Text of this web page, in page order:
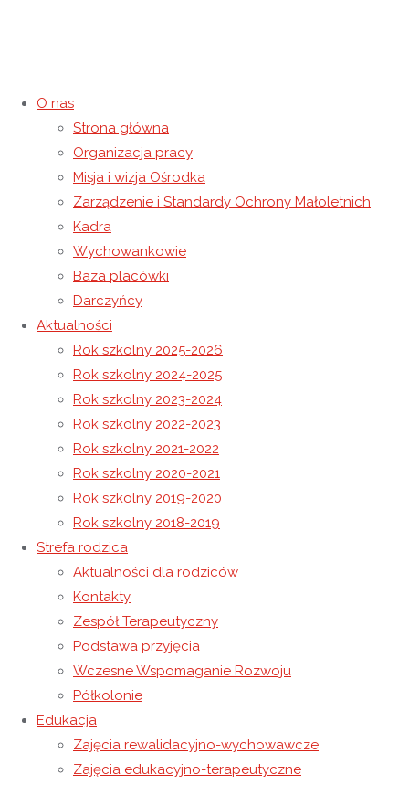
O nas
Strona główna
Organizacja pracy
Misja i wizja Ośrodka
Zarządzenie i Standardy Ochrony Małoletnich
Kadra
Wychowankowie
Baza placówki
Darczyńcy
Aktualności
Rok szkolny 2025-2026
Rok szkolny 2024-2025
Rok szkolny 2023-2024
Rok szkolny 2022-2023
Rok szkolny 2021-2022
Rok szkolny 2020-2021
Rok szkolny 2019-2020
Rok szkolny 2018-2019
Strefa rodzica
Aktualności dla rodziców
Kontakty
Zespół Terapeutyczny
Podstawa przyjęcia
Wczesne Wspomaganie Rozwoju
Półkolonie
Edukacja
Zajęcia rewalidacyjno-wychowawcze
Zajęcia edukacyjno-terapeutyczne
Zaproszenie na X Spartakiadę
Osób Niepełnosprawnych
Powiatu Łańcuckiego – Łańcut
2017
20 kwietnia 20178 maja 2021 Rok szkolny 2016-2017
Strona główna Rok szkolny 2016-2017
Spartakiadę Osób Niepełnosprawnych Powiatu
Łańcuckiego – Łańcut 2017
Życzenia na Wielkanoc 2017
Niedziela Miłosierdzia Bożego – „Święto Caritas”
20 kwietnia 20178 maja 2021 Rok szkolny 2016-2017
Starosta Powiatu Łańcuckiego
Burmistrz Miasta Łańcuta
Kierownik Niepublicznego Ośrodka Rewalidacyjno-
Wychowawczego